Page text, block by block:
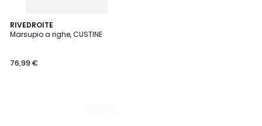
RIVEDROITE
Marsupio a righe, CUSTINE
76,99 €
2
Colori